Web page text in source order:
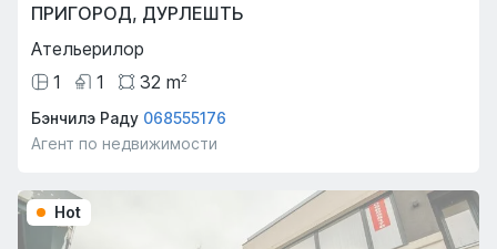
ПРИГОРОД, ДУРЛЕШТЬ
Ательерилор
1
1 32 m2
Бэнчилэ Раду 068555176
Агент по недвижимости
Hot